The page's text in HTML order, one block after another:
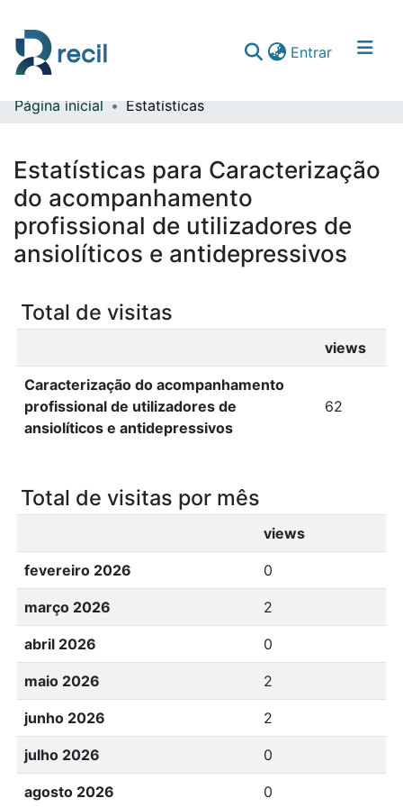
Entrar(current)
Comunidades & Coleções
Página inicial Estatísticas
Estatísticas para Caracterização
do acompanhamento
profissional de utilizadores de
ansiolíticos e antidepressivos
Total de visitas
views
Caracterização do acompanhamento
profissional de utilizadores de
ansiolíticos e antidepressivos
62
Total de visitas por mês
views
fevereiro 2026 0
março 2026 2
abril 2026 0
maio 2026 2
junho 2026 2
julho 2026 0
agosto 2026 0